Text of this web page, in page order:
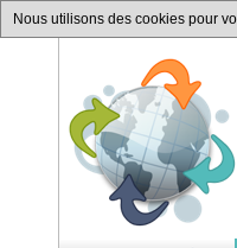
Nous utilisons des cookies pour